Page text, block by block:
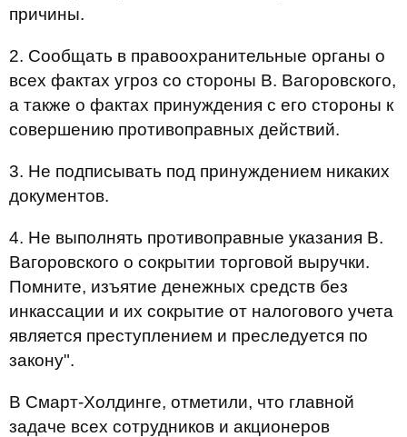
причины.
2. Сообщать в правоохранительные органы о
всех фактах угроз со стороны В. Вагоровского,
а также о фактах принуждения с его стороны к
совершению противоправных действий.
3. Не подписывать под принуждением никаких
документов.
4. Не выполнять противоправные указания В.
Вагоровского о сокрытии торговой выручки.
Помните, изъятие денежных средств без
инкассации и их сокрытие от налогового учета
является преступлением и преследуется по
закону".
В Смарт-Холдинге, отметили, что главной
задаче всех сотрудников и акционеров